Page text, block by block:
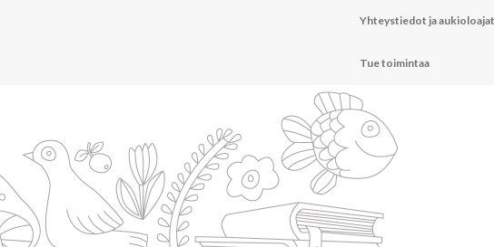
Yhteystiedot ja aukioloajat
Tue toimintaa